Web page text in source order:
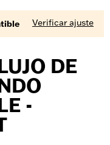
Verificar ajuste
DE
-